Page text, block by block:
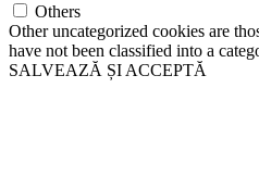
Others
Other uncategorized cookies are
have not been classified into a
SALVEAZĂ ȘI ACCEPTĂ